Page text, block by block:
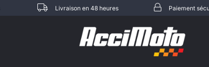
Livraison en 48 heures Paiement